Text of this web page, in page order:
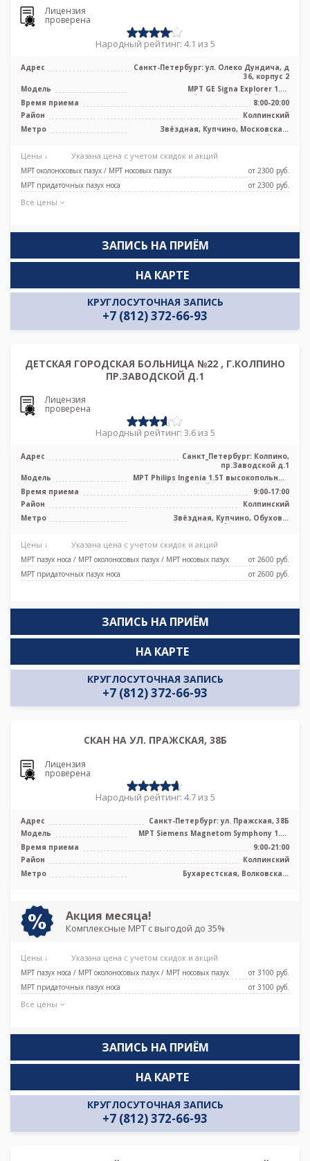
Лицензия
проверена
Народный рейтинг: 4.1 из 5
Адрес
Санкт-Петербург: ул. Олеко Дундича, д
36, корпус 2
Модель
МРТ GE Signa Explorer 1.5T
высокопольный полуоткрытый тип, КТ
Toshiba ...
Время приема
8:00-20:00
Район
Колпинский
Метро
Звёздная, Купчино, Московская,
Шушары, Дунайская
Цены ↓ Указана цена с учетом скидок и акций
МРТ околоносовых пазух / МРТ носовых пазух
от 2300 pуб.
МРТ придаточных пазух носа
от 2300 pуб.
Все цены
ЗАПИСЬ НА ПРИЁМ
КРУГЛОСУТОЧНАЯ ЗАПИСЬ
+7 (812) 372-66-93
НА КАРТЕ
ДЕТСКАЯ ГОРОДСКАЯ БОЛЬНИЦА №22 , Г.КОЛПИНО
ПР.ЗАВОДСКОЙ Д.1
Лицензия
проверена
Народный рейтинг: 3.6 из 5
Адрес
Санкт_Петербург: Колпино,
пр.Заводской д.1
Модель
МРТ Philips Ingenia 1.5T высокопольный
полуоткрытый тип, КТ General El ...
Время приема
9:00-17:00
Район
Колпинский
Метро
Звёздная, Купчино, Обухово,
Рыбацкое, Шушары
Цены ↓ Указана цена с учетом скидок и акций
МРТ пазух носа / МРТ околоносовых пазух / МРТ носовых пазух
от 2600 pуб.
МРТ придаточных пазух носа
от 2600 pуб.
ЗАПИСЬ НА ПРИЁМ
КРУГЛОСУТОЧНАЯ ЗАПИСЬ
+7 (812) 372-66-93
НА КАРТЕ
СКАН НА УЛ. ПРАЖСКАЯ, 38Б
Лицензия
проверена
Народный рейтинг: 4.7 из 5
Адрес
Санкт-Петербург: ул. Пражская, 38Б
Модель
МРТ Siemens Magnetom Symphony 1.5T
закрытый тип
Время приема
9:00-21:00
Район
Колпинский
Метро
Бухарестская, Волковская,
Акция месяца!
Комплексные МРТ с выгодой до 35%
Цены ↓ Указана цена с учетом скидок и акций
МРТ пазух носа / МРТ околоносовых пазух / МРТ носовых пазух
от 3100 pуб.
МРТ придаточных пазух носа
от 3100 pуб.
Все цены
ЗАПИСЬ НА ПРИЁМ
КРУГЛОСУТОЧНАЯ ЗАПИСЬ
+7 (812) 372-66-93
НА КАРТЕ